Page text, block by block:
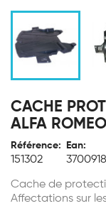
CACHE
ALFA
Référence:
151302
Ean:
Cache de
Affectations sur